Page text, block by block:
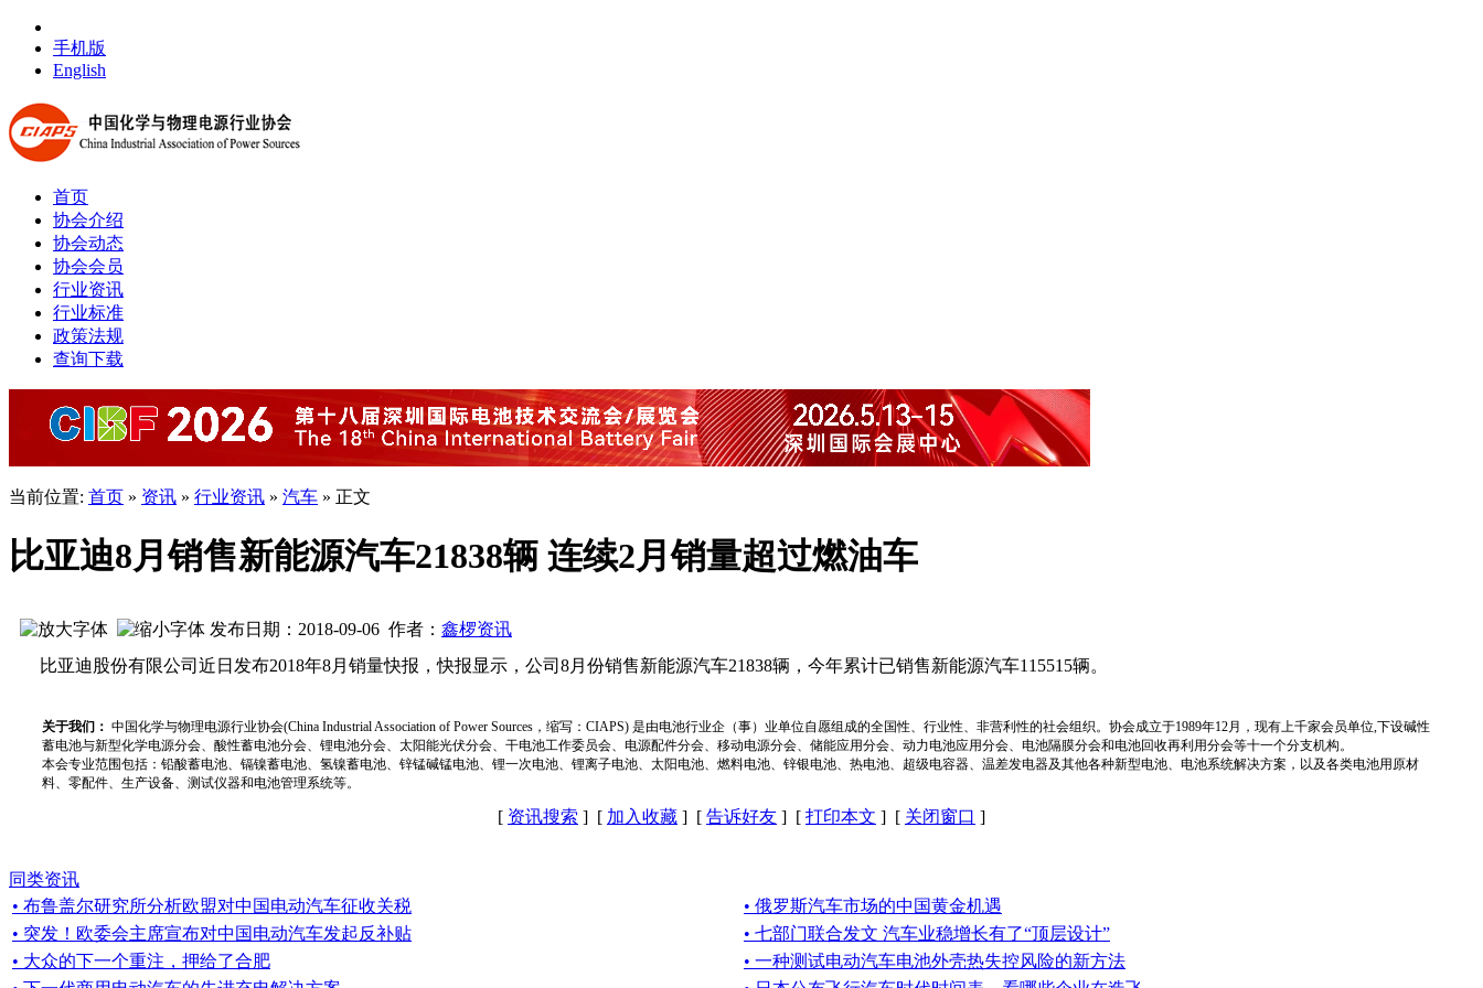
手机版
English
首页
协会介绍
协会动态
协会会员
行业资讯
行业标准
政策法规
查询下载
当前位置: 首页 » 资讯 » 行业资讯 » 汽车 » 正文
比亚迪8月销售新能源汽车21838辆 连续2月销量超过燃油车
发布日期：2018-09-06 作者： 鑫椤资讯
比亚迪股份有限公司近日发布2018年8月销量快报，快报显示，公司8月份销售新能源汽车21838辆，今年累计已销售新能源汽车115515辆。
关于我们： 中国化学与物理电源行业协会(China Industrial Association of Power Sources，缩写：CIAPS) 是由电池行业企（事）业单位自愿组成的全国性、行业性、非营利性的社会组织。协会成立于1989年12月，现有上千家会员单位,下设碱性
蓄电池与新型化学电源分会、酸性蓄电池分会、锂电池分会、太阳能光伏分会、干电池工作委员会、电源配件分会、移动电源分会、储能应用分会、动力电池应用分会、电池隔膜分会和电池回收再利用分会等十一个分支机构。
本会专业范围包括：铅酸蓄电池、镉镍蓄电池、氢镍蓄电池、锌锰碱锰电池、锂一次电池、锂离子电池、太阳电池、燃料电池、锌银电池、热电池、超级电容器、温差发电器及其他各种新型电池、电池系统解决方案，以及各类电池用原材
料、零配件、生产设备、测试仪器和电池管理系统等。
[ 资讯搜索 ] [ 加入收藏 ] [ 告诉好友 ] [ 打印本文 ] [ 关闭窗口 ]
同类资讯
• 布鲁盖尔研究所分析欧盟对中国电动汽车征收关税
• 俄罗斯汽车市场的中国黄金机遇
• 突发！欧委会主席宣布对中国电动汽车发起反补贴
• 七部门联合发文 汽车业稳增长有了“顶层设计”
• 大众的下一个重注，押给了合肥
• 一种测试电动汽车电池外壳热失控风险的新方法